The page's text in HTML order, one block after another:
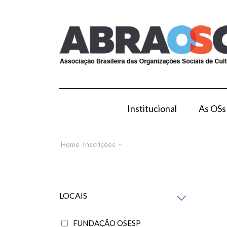
Institucional As OSs
Home Inscrições -
LOCAIS
FUNDAÇÃO OSESP